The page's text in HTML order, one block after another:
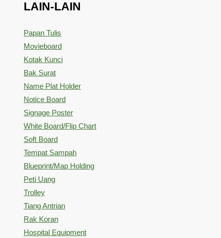
LAIN-LAIN
Papan Tulis
Movieboard
Kotak Kunci
Bak Surat
Name Plat Holder
Notice Board
Signage Poster
White Board/Flip Chart
Soft Board
Tempat Sampah
Blueprint/Map Holding
Peti Uang
Trolley
Tiang Antrian
Rak Koran
Hospital Equipment